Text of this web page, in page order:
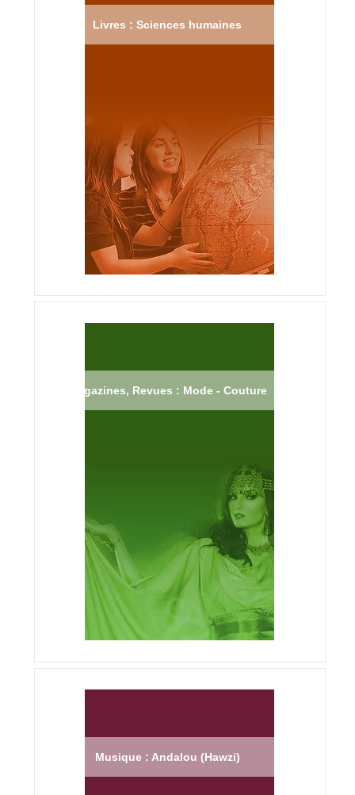
Livres : Sciences humaines
Magazines, Revues : Mode - Couture
Musique : Andalou (Hawzi)